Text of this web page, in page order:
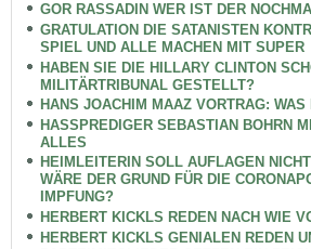
GOR RASSADIN WER IST DER
GRATULATION DIE SATANISTEN
SPIEL UND ALLE MACHEN MIT SUPER
HABEN SIE DIE HILLARY CLINTON
MILITÄRTRIBUNAL GESTELLT?
HANS JOACHIM MAAZ VORTRAG:
HASSPREDIGER SEBASTIAN BOHRN
ALLES
HEIMLEITERIN SOLL AUFLAGEN
WÄRE DER GRUND FÜR DIE
IMPFUNG?
HERBERT KICKLS REDEN NACH WIE
HERBERT KICKLS GENIALEN REDEN